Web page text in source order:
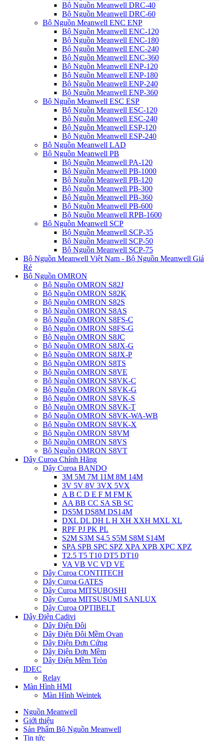
Bộ Nguồn Meanwell DRC-40
Bộ Nguồn Meanwell DRC-60
Bộ Nguồn Meanwell ENC ENP
Bộ Nguồn Meanwell ENC-120
Bộ Nguồn Meanwell ENC-180
Bộ Nguồn Meanwell ENC-240
Bộ Nguồn Meanwell ENC-360
Bộ Nguồn Meanwell ENP-120
Bộ Nguồn Meanwell ENP-180
Bộ Nguồn Meanwell ENP-240
Bộ Nguồn Meanwell ENP-360
Bộ Nguồn Meanwell ESC ESP
Bộ Nguồn Meanwell ESC-120
Bộ Nguồn Meanwell ESC-240
Bộ Nguồn Meanwell ESP-120
Bộ Nguồn Meanwell ESP-240
Bộ Nguồn Meanwell LAD
Bộ Nguồn Meanwell PB
Bộ Nguồn Meanwell PA-120
Bộ Nguồn Meanwell PB-1000
Bộ Nguồn Meanwell PB-120
Bộ Nguồn Meanwell PB-300
Bộ Nguồn Meanwell PB-360
Bộ Nguồn Meanwell PB-600
Bộ Nguồn Meanwell RPB-1600
Bộ Nguồn Meanwell SCP
Bộ Nguồn Meanwell SCP-35
Bộ Nguồn Meanwell SCP-50
Bộ Nguồn Meanwell SCP-75
Bộ Nguồn Meanwell Việt Nam - Bộ Nguồn Meanwell Giá
Rẻ
Bộ Nguồn OMRON
Bộ Nguồn OMRON S82J
Bộ Nguồn OMRON S82K
Bộ Nguồn OMRON S82S
Bộ Nguồn OMRON S8AS
Bộ Nguồn OMRON S8FS-C
Bộ Nguồn OMRON S8FS-G
Bộ Nguồn OMRON S8JC
Bộ Nguồn OMRON S8JX-G
Bộ Nguồn OMRON S8JX-P
Bộ Nguồn OMRON S8TS
Bộ Nguồn OMRON S8VE
Bộ Nguồn OMRON S8VK-C
Bộ Nguồn OMRON S8VK-G
Bộ Nguồn OMRON S8VK-S
Bộ Nguồn OMRON S8VK-T
Bộ Nguồn OMRON S8VK-WA-WB
Bộ Nguồn OMRON S8VK-X
Bộ Nguồn OMRON S8VM
Bộ Nguồn OMRON S8VS
Bộ Nguồn OMRON S8VT
Dây Curoa Chính Hãng
Dây Curoa BANDO
3M 5M 7M 11M 8M 14M
3V 5V 8V 3VX 5VX
A B C D E F M FM K
AA BB CC SA SB SC
DS5M DS8M DS14M
DXL DL DH L H XH XXH MXL XL
RPF PJ PK PL
S2M S3M S4.5 S5M S8M S14M
SPA SPB SPC SPZ XPA XPB XPC XPZ
T2.5 T5 T10 DT5 DT10
VA VB VC VD VE
Dây Curoa CONTITECH
Dây Curoa GATES
Dây Curoa MITSUBOSHI
Dây Curoa MITSUSUMI SANLUX
Dây Curoa OPTIBELT
Dây Điện Cadivi
Dây Điện Đôi
Dây Điện Đôi Mềm Ovan
Dây Điện Đơn Cứng
Dây Điện Đơn Mềm
Dây Điện Mềm Tròn
IDEC
Relay
Màn Hình HMI
Màn Hình Weintek
Nguồn Meanwell
Giới thiệu
Sản Phẩm Bộ Nguồn Meanwell
Tin tức